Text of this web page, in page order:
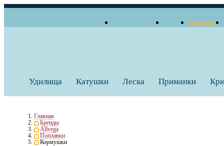
Бренды
Удилища Катушки Леска Приманки
Главная
Бренды
Allvega
Поплавки
Кормушки